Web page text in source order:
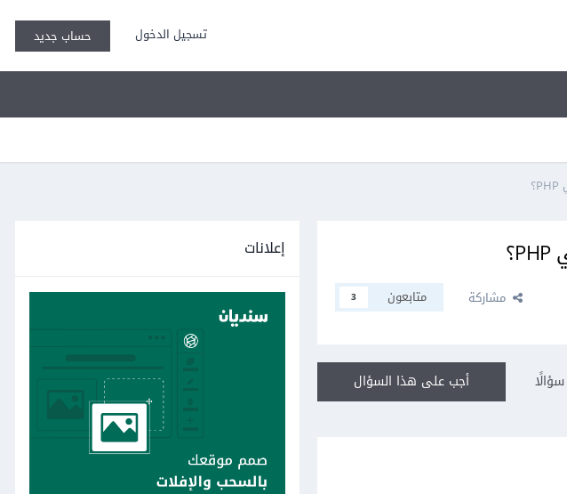
تسجيل الدخول حساب جديد
مشاركة متابعون 3
أجب على هذا السؤال
إعلانات